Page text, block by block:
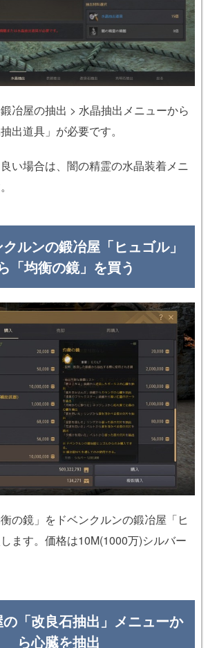
冶屋の抽出 > 水晶抽出メニューから
出道具」が必要です。
い場合は、闇の精霊の水晶装着メニ
ルンの鍛冶屋「ヒュゴル」
「均衡の鏡」を買う
の鏡」をドベンクルンの鍛冶屋「ヒ
ます。価格は10M(1000万)シルバー
の「改良石抽出」メニューか
ら心臓を抽出